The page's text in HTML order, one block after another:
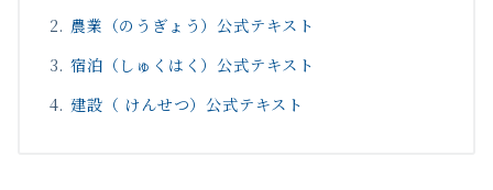
農業（のうぎょう）公式テキスト
宿泊（しゅくはく）公式テキスト
建設（ けんせつ）公式テキスト